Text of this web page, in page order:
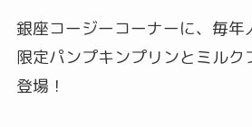
銀座コージーコーナーに、毎年
限定パンプキンプリンとミル
登場！